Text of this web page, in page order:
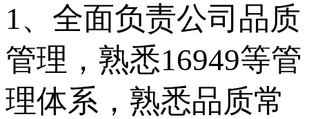
1、全面负责公司品质
管理，熟悉16949等管
理体系，熟悉品质常